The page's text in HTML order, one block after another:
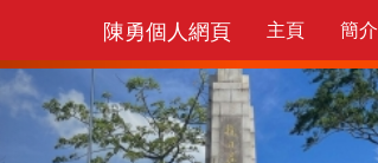
陳勇個人網頁 主頁 簡介
Previous